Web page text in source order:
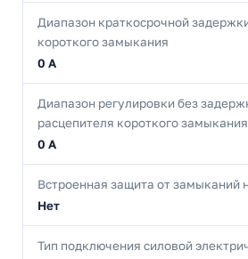
Диапазон краткосрочной
короткого замыкания
0 А
Диапазон регулировки без
расцепителя короткого замыкания
0 А
Встроенная защита от замыканий
Нет
Тип подключения силовой